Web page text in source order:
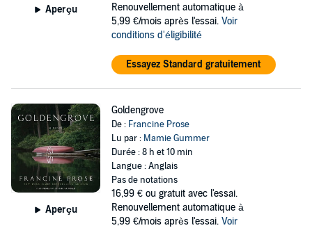
Aperçu
Renouvellement automatique à
5,99 €/mois après l'essai. Voir
conditions d'éligibilité
Essayez Standard gratuitement
Aperçu
Goldengrove
De : Francine Prose
Lu par : Mamie Gummer
Durée : 8 h et 10 min
Langue : Anglais
Pas de notations
16,99 € ou gratuit avec l'essai.
Renouvellement automatique à
5,99 €/mois après l'essai. Voir